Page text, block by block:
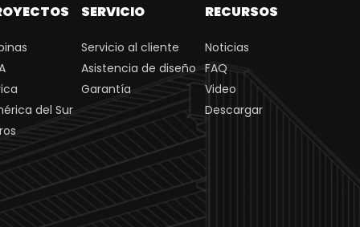
del Sur
SERVICIO
Servicio al cliente
Asistencia de diseño
Garantía
RECURSOS
Noticias
FAQ
Video
Descargar